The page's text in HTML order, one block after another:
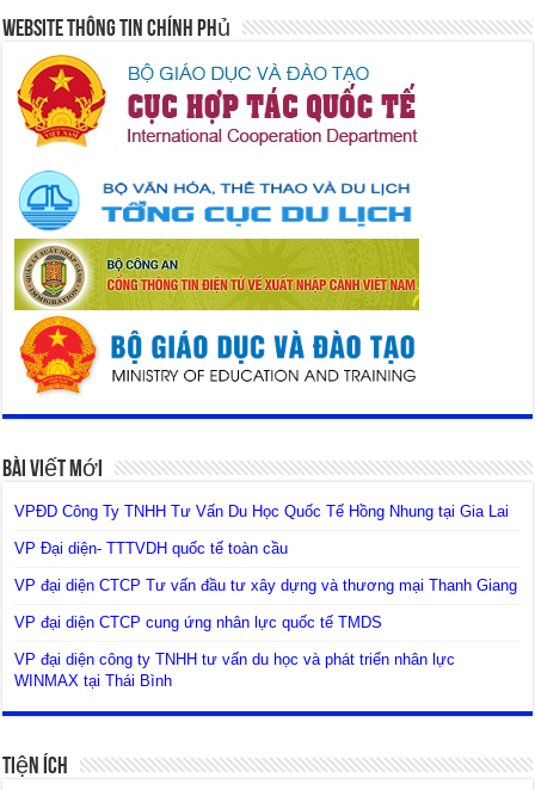
Website Thông Tin Chính Phủ
Bài Viết Mới
VPĐD Công Ty TNHH Tư Vấn Du Học Quốc Tế Hồng Nhung tại Gia Lai
VP Đại diện- TTTVDH quốc tế toàn cầu
VP đại diện CTCP Tư vấn đầu tư xây dựng và thương mại Thanh Giang
VP đại diện CTCP cung ứng nhân lực quốc tế TMDS
VP đại diện công ty TNHH tư vấn du học và phát triển nhân lực
WINMAX tại Thái Bình
Tiện Ích